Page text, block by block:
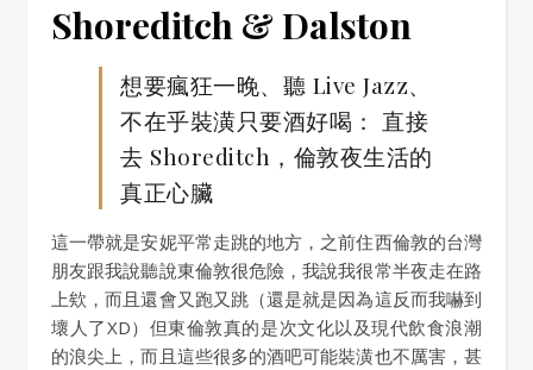
Shoreditch & Dalston
想要瘋狂一晚、聽 Live Jazz、
不在乎裝潢只要酒好喝： 直接
去 Shoreditch，倫敦夜生活的
真正心臟
這一帶就是安妮平常走跳的地方，之前住西倫敦的台灣
朋友跟我說聽說東倫敦很危險，我說我很常半夜走在路
上欸，而且還會又跑又跳（還是就是因為這反而我嚇到
壞人了XD）但東倫敦真的是次文化以及現代飲食浪潮
的浪尖上，而且這些很多的酒吧可能裝潢也不厲害，甚